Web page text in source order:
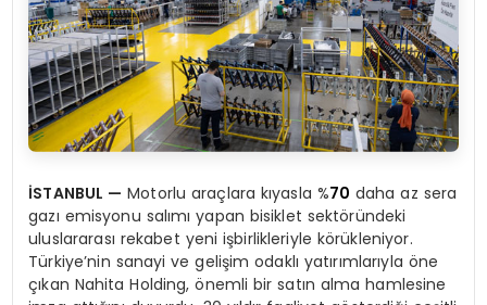
İSTANBUL — Motorlu araçlara kıyasla %70 daha az sera
gazı emisyonu salımı yapan bisiklet sektöründeki
uluslararası rekabet yeni işbirlikleriyle körükleniyor.
Türkiye’nin sanayi ve gelişim odaklı yatırımlarıyla öne
çıkan Nahita Holding, önemli bir satın alma hamlesine